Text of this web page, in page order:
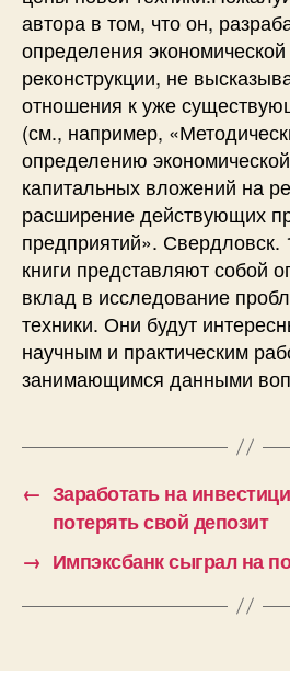
автора в том, что он,
определения
реконструкции, не
отношения к уже
(см., например,
определению
капитальных вложений на
расширение действующих
предприятий».
книги представляют собой
вклад в исследование
техники. Они будут
научным и практическим
занимающимся данными
← Заработать на
потерять свой депозит
→ Импэксбанк сыграл на